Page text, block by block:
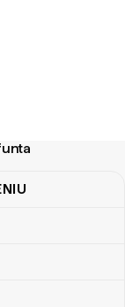
gibraltarskiego